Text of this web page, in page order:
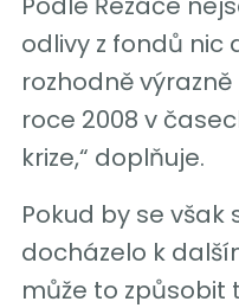
odlivy z fondů nic
rozhodně
roce 2008 v
krize,“ doplňuje.
Pokud by se však
docházelo k
může to způsobit